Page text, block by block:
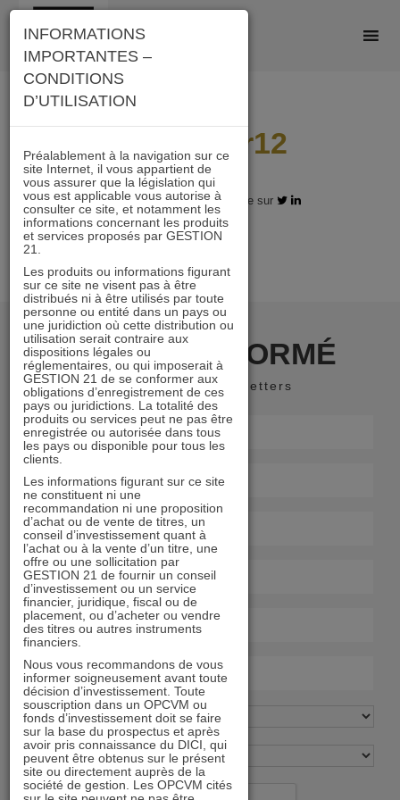
Skip
content
1an I 9sur12
06.08.2018 - Partagez l'article sur
RESTER INFORMÉ
Recevoir nos newsletters
INFORMATIONS
IMPORTANTES –
CONDITIONS
D’UTILISATION
Préalablement à la navigation sur ce
site Internet, il vous appartient de
vous assurer que la législation qui
vous est applicable vous autorise à
consulter ce site, et notamment les
informations concernant les produits
et services proposés par GESTION
21.
Les produits ou informations figurant
sur ce site ne visent pas à être
distribués ni à être utilisés par toute
personne ou entité dans un pays ou
une juridiction où cette distribution ou
utilisation serait contraire aux
dispositions légales ou
réglementaires, ou qui imposerait à
GESTION 21 de se conformer aux
obligations d’enregistrement de ces
pays ou juridictions. La totalité des
produits ou services peut ne pas être
enregistrée ou autorisée dans tous
les pays ou disponible pour tous les
clients.
Les informations figurant sur ce site
ne constituent ni une
recommandation ni une proposition
d’achat ou de vente de titres, un
conseil d’investissement quant à
l’achat ou à la vente d’un titre, une
offre ou une sollicitation par
GESTION 21 de fournir un conseil
d’investissement ou un service
financier, juridique, fiscal ou de
placement, ou d’acheter ou vendre
des titres ou autres instruments
financiers.
Nous vous recommandons de vous
informer soigneusement avant toute
décision d’investissement. Toute
souscription dans un OPCVM ou
fonds d’investissement doit se faire
sur la base du prospectus et après
avoir pris connaissance du DICI, qui
peuvent être obtenus sur le présent
site ou directement auprès de la
société de gestion. Les OPCVM cités